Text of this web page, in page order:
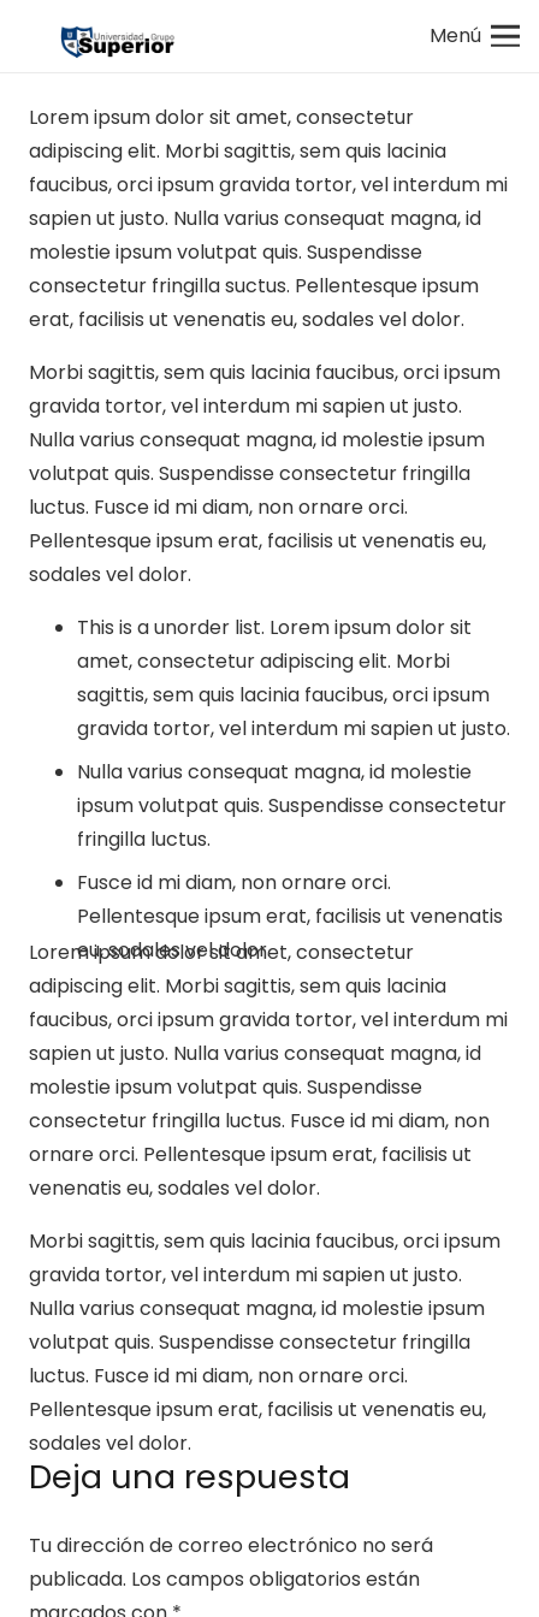
Menú
Lorem ipsum dolor sit amet, consectetur
adipiscing elit. Morbi sagittis, sem quis lacinia
faucibus, orci ipsum gravida tortor, vel interdum mi
sapien ut justo. Nulla varius consequat magna, id
molestie ipsum volutpat quis. Suspendisse
consectetur fringilla suctus. Pellentesque ipsum
erat, facilisis ut venenatis eu, sodales vel dolor.
Morbi sagittis, sem quis lacinia faucibus, orci ipsum
gravida tortor, vel interdum mi sapien ut justo.
Nulla varius consequat magna, id molestie ipsum
volutpat quis. Suspendisse consectetur fringilla
luctus. Fusce id mi diam, non ornare orci.
Pellentesque ipsum erat, facilisis ut venenatis eu,
sodales vel dolor.
This is a unorder list. Lorem ipsum dolor sit
amet, consectetur adipiscing elit. Morbi
sagittis, sem quis lacinia faucibus, orci ipsum
gravida tortor, vel interdum mi sapien ut justo.
Nulla varius consequat magna, id molestie
ipsum volutpat quis. Suspendisse consectetur
fringilla luctus.
Fusce id mi diam, non ornare orci.
Pellentesque ipsum erat, facilisis ut venenatis
eu, sodales vel dolor.
Lorem ipsum dolor sit amet, consectetur
adipiscing elit. Morbi sagittis, sem quis lacinia
faucibus, orci ipsum gravida tortor, vel interdum mi
sapien ut justo. Nulla varius consequat magna, id
molestie ipsum volutpat quis. Suspendisse
consectetur fringilla luctus. Fusce id mi diam, non
ornare orci. Pellentesque ipsum erat, facilisis ut
venenatis eu, sodales vel dolor.
Morbi sagittis, sem quis lacinia faucibus, orci ipsum
gravida tortor, vel interdum mi sapien ut justo.
Nulla varius consequat magna, id molestie ipsum
volutpat quis. Suspendisse consectetur fringilla
luctus. Fusce id mi diam, non ornare orci.
Pellentesque ipsum erat, facilisis ut venenatis eu,
sodales vel dolor.
Deja una respuesta
Tu dirección de correo electrónico no será
publicada. Los campos obligatorios están